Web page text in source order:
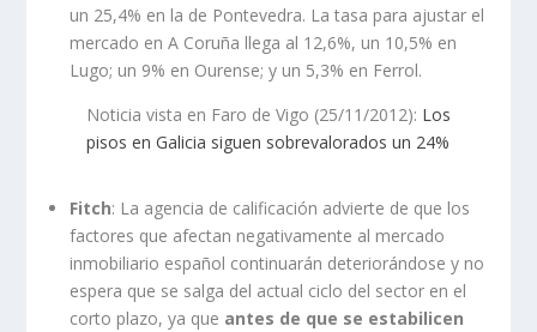
un 25,4% en la de Pontevedra. La tasa para ajustar el
mercado en A Coruña llega al 12,6%, un 10,5% en
Lugo; un 9% en Ourense; y un 5,3% en Ferrol.
Noticia vista en Faro de Vigo (25/11/2012): Los
pisos en Galicia siguen sobrevalorados un 24%
Fitch: La agencia de calificación advierte de que los
factores que afectan negativamente al mercado
inmobiliario español continuarán deteriorándose y no
espera que se salga del actual ciclo del sector en el
corto plazo, ya que antes de que se estabilicen